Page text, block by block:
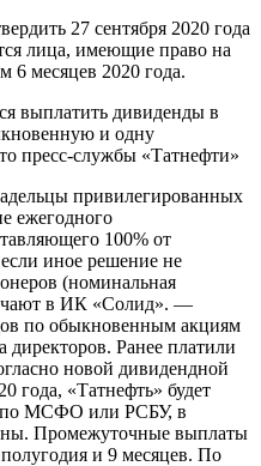
27 сентября 2020 года
лица, имеющие право на
6 месяцев 2020 года.
выплатить дивиденды в
и одну
пресс-службы «Татнефти»
привилегированных
ежегодного
100% от
иное решение не
(номинальная
в ИК «Солид». —
по обыкновенным акциям
директоров. Ранее платили
новой дивидендной
года, «Татнефть» будет
по МСФО или РСБУ, в
Промежуточные выплаты
и 9 месяцев. По